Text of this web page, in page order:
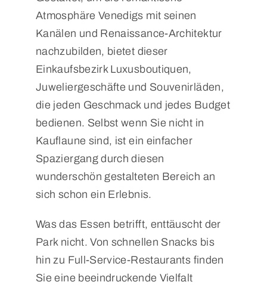
Atmosphäre Venedigs mit seinen
Kanälen und Renaissance-Architektur
nachzubilden, bietet dieser
Einkaufsbezirk Luxusboutiquen,
Juweliergeschäfte und Souvenirläden,
die jeden Geschmack und jedes Budget
bedienen. Selbst wenn Sie nicht in
Kauflaune sind, ist ein einfacher
Spaziergang durch diesen
wunderschön gestalteten Bereich an
sich schon ein Erlebnis.
Was das Essen betrifft, enttäuscht der
Park nicht. Von schnellen Snacks bis
hin zu Full-Service-Restaurants finden
Sie eine beeindruckende Vielfalt